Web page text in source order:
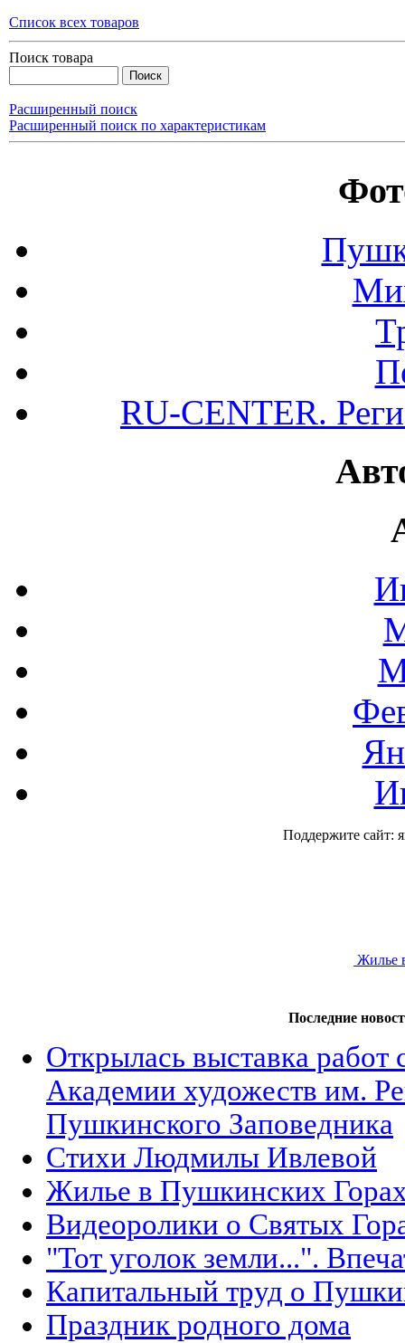
Список всех товаров
Поиск товара
Расширенный поиск
Расширенный поиск по характеристикам
RU-CENTER.
Поддержите сайт:
Жилье
Последние
Открылась выставка работ
Академии художеств им.
Пушкинского Заповедника
Стихи Людмилы Ивлевой
Жилье в Пушкинских
Видеоролики о Святых
"Тот уголок земли...".
Капитальный труд о
Праздник родного дома